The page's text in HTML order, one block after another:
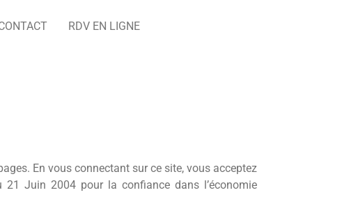
RDV EN LIGNE
En vous connectant sur ce site, vous acceptez
21 Juin 2004 pour la confiance dans l’économie